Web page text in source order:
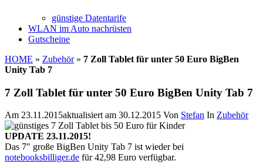
günstige Datentarife
WLAN im Auto nachrüsten
Gutscheine
HOME » Zubehör» 7 Zoll Tablet für unter 50 Euro BigBen
Unity Tab 7
7 Zoll Tablet für unter 50 Euro BigBen Unity Tab 7
Am 23.11.2015aktualisiert am 30.12.2015 Von Stefan In Zubehör
UPDATE 23.11.2015!
Das 7″ große BigBen Unity Tab 7 ist wieder bei
notebooksbilliger.de für 42,98 Euro verfügbar.